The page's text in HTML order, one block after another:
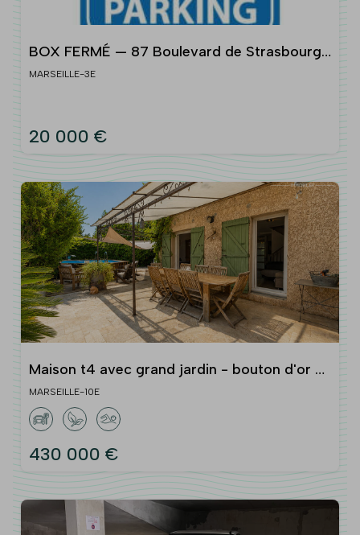
BOX FERMÉ — 87 Boulevard de Strasbourg,
13003 Marseille
MARSEILLE-3E
20 000 €
Maison t4 avec grand jardin - bouton d'or -
chemin des prud'hommes 13010 marseille
MARSEILLE-10E
430 000 €